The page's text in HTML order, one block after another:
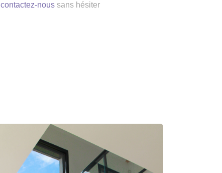
contactez-nous sans hésiter